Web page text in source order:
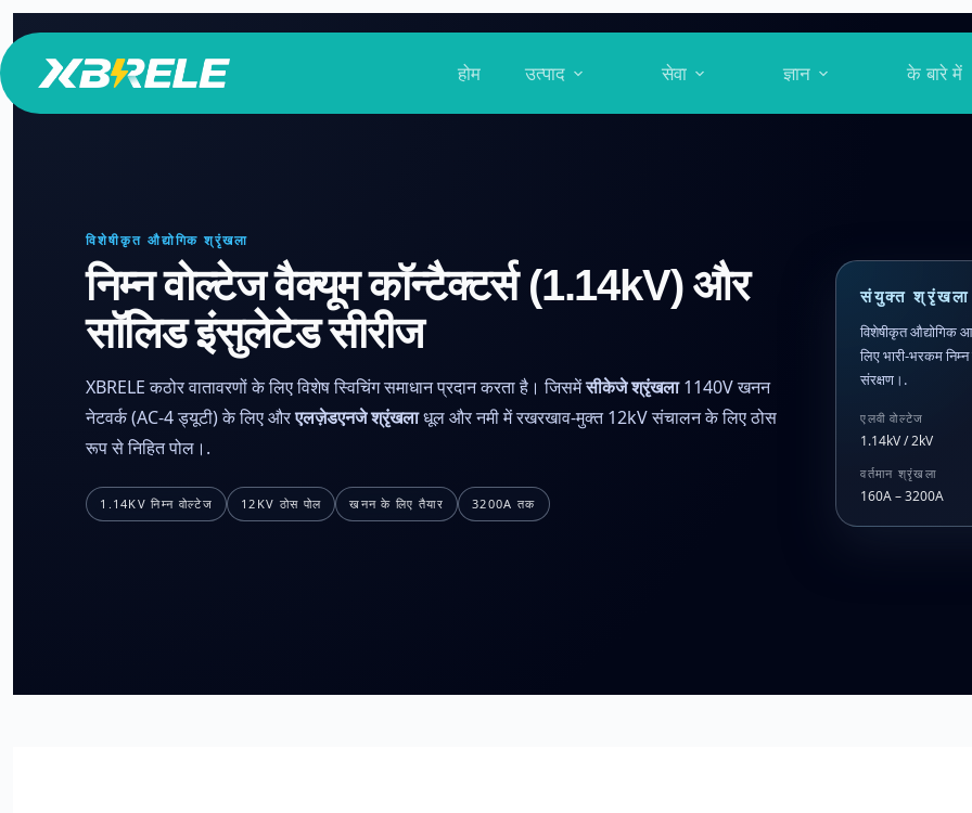
सामग्री
पर
जाएं
होम उत्पाद सेवा ज्ञान के बारे में
विशेषीकृत औद्योगिक श्रृंखला
निम्न वोल्टेज वैक्यूम कॉन्टैक्टर्स (1.14kV) और
सॉलिड इंसुलेटेड सीरीज
XBRELE कठोर वातावरणों के लिए विशेष स्विचिंग समाधान प्रदान करता है। जिसमेंसीकेजे श्रृंखला1140V खनन
नेटवर्क (AC-4 ड्यूटी) के लिए औरएलज़ेडएनजे श्रृंखलाधूल और नमी में रखरखाव-मुक्त 12kV संचालन के लिए ठोस
रूप से निहित पोल।.
1.14KV निम्न वोल्टेज 12KV ठोस पोल खनन के लिए तैयार 3200A तक
संयुक्त
विशेषीकृत औद्योगिक
लिए भारी-भरकम
संरक्षण।.
एलवी वोल्टेज
1.14kV / 2kV
वर्तमान श्रृंखला
160A – 3200A